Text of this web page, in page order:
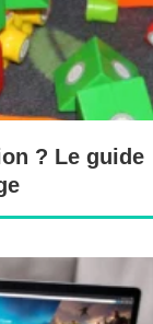
? Le guide